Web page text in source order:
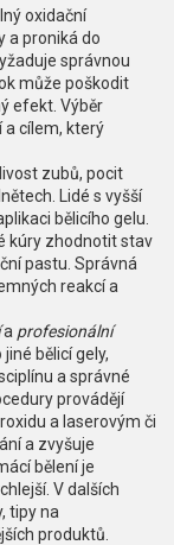
oxidační
a proniká do
správnou
může poškodit
efekt. Výběr
a cílem, který
zubů, pocit
. Lidé s vyšší
bělicího gelu.
kúry zhodnotit stav
pastu. Správná
reakcí a
a profesionální
bělicí gely,
a správné
provádějí
a laserovým či
a zvyšuje
bělení je
V dalších
tipy na
produktů.